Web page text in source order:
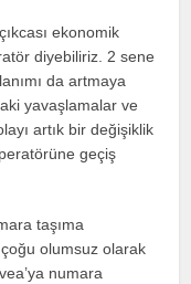
ekonomik
diyebiliriz. 2 sene
da artmaya
yavaşlamalar ve
artık bir değişiklik
geçiş
taşıma
olumsuz olarak
numara